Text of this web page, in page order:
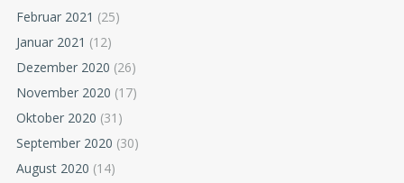
Februar 2021 (25)
Januar 2021 (12)
Dezember 2020 (26)
November 2020 (17)
Oktober 2020 (31)
September 2020 (30)
August 2020 (14)